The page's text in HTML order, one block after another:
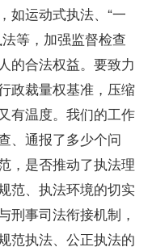
如运动式执法、“一
等，加强监督检查
的合法权益。要致力
政裁量权基准，压缩
有温度。我们的工作
、通报了多少个问
，是否推动了执法理
范、执法环境的切实
刑事司法衔接机制，
范执法、公正执法的